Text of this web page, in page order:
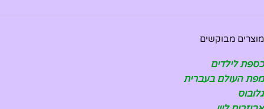
מוצרים מבוקשים
כספת לילדים
מפת העולם בעברית
גלובוס